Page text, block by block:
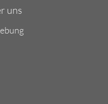
uns